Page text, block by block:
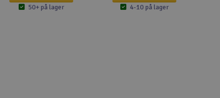
50+ på lager 4-10 på lager